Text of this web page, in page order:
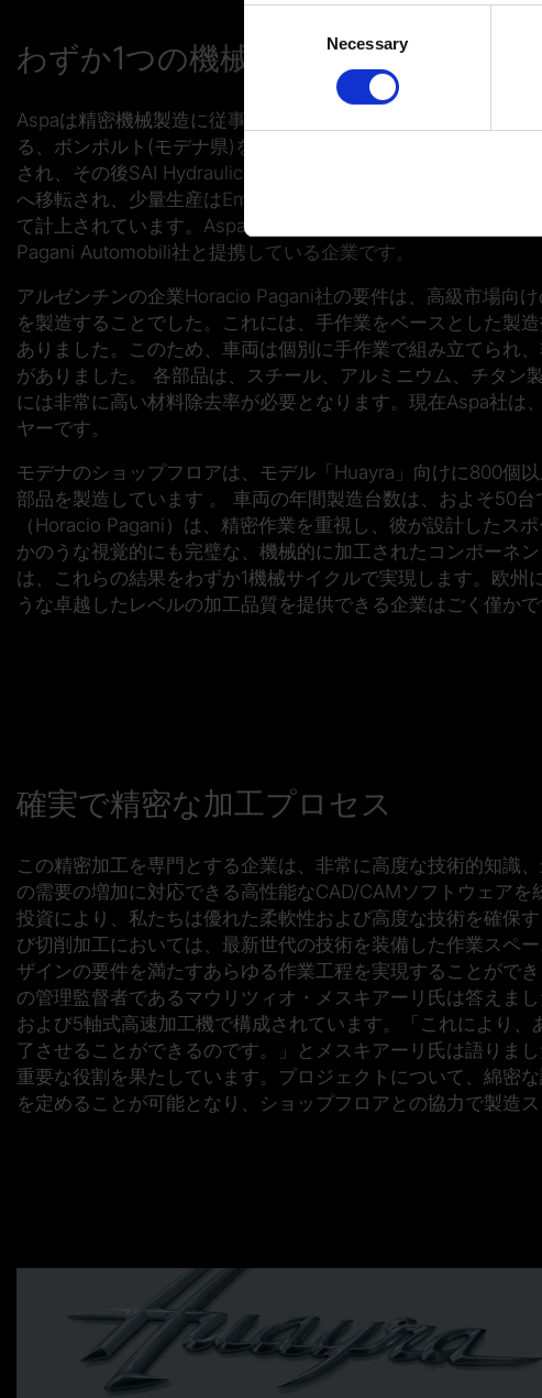
Collect information about
Identify your device by
Find out more about how your
Selection
Necessary
わずか1つの機械サイクルで卓越した
Aspaは精密機械製造に従事する製造業者で、エミリア州の「
る、ボンポルト(モデナ県)を本拠地としています。 Aspa社は
され、その後SAI Hydraulicグループに合併されました。 時代
へ移転され、少量生産はEmilia州の工場に集約されました。売
て計上されています。Aspa社は、 主に複雑形状設計を専門と
Pagani Automobili社と提携している企業です。
アルゼンチンの企業Horacio Pagani社の要件は、高級市場向
を製造することでした。これには、手作業をベースとした製
ありました。このため、車両は個別に手作業で組み立てられ
がありました。 各部品は、スチール、アルミニウム、チタン
には非常に高い材料除去率が必要となります。現在Aspa社は
ヤーです。
モデナのショップフロアは、モデル「Huayra」向けに800個
部品を製造しています 。 車両の年間製造台数は、およそ50
（Horacio Pagani）は、精密作業を重視し、彼が設計したス
かのうな視覚的にも完璧な、機械的に加工されたコンポーネ
は、これらの結果をわずか1機械サイクルで実現します。欧州
うな卓越したレベルの加工品質を提供できる企業はごく僅かで
確実で精密な加工プロセス
この精密加工を専門とする企業は、非常に高度な技術的知識
の需要の増加に対応できる高性能なCAD/CAMソフトウェア
投資により、私たちは優れた柔軟性および高度な技術を確保
び切削加工においては、最新世代の技術を装備した作業スペ
ザインの要件を満たすあらゆる作業工程を実現することがで
の管理監督者であるマウリツィオ・メスキアーリ氏は答えま
および5軸式高速加工機で構成されています。「これにより
了させることができるのです。」とメスキアーリ氏は語りま
重要な役割を果たしています。プロジェクトについて、綿密
を定めることが可能となり、ショップフロアとの協力で製造